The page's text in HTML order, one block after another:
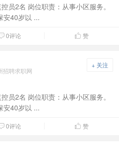
员2名 岗位职责：从事小区服务。
安40岁以 ...
0评论  赞
+ 关注
招聘求职网
员2名 岗位职责：从事小区服务。
安40岁以 ...
0评论  赞